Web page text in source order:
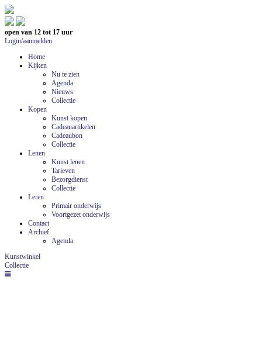
open van 12 tot 17 uur
Login/aanmelden
Home
Kijken
Nu te zien
Agenda
Nieuws
Collectie
Kopen
Kunst kopen
Cadeauartikelen
Cadeaubon
Collectie
Lenen
Kunst lenen
Tarieven
Bezorgdienst
Collectie
Leren
Primair onderwijs
Voortgezet onderwijs
Contact
Archief
Agenda
Kunstwinkel
Collectie